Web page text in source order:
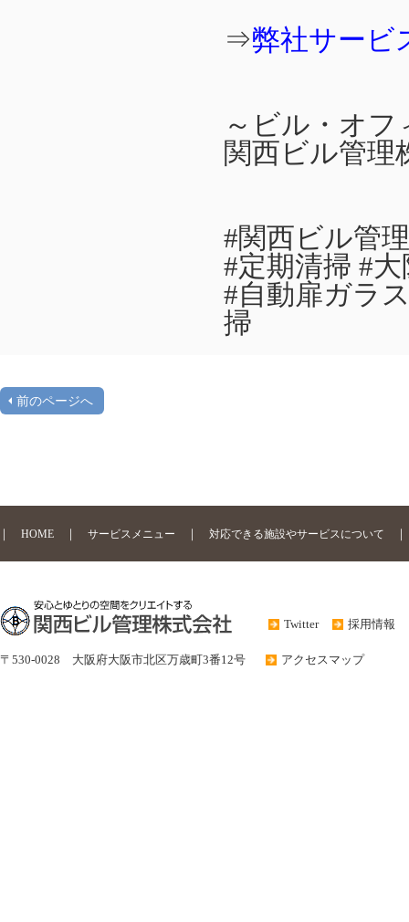
⇒弊社サービ
～ビル・オ
関西ビル管理
#関西ビル管
#定期清掃 #
#自動扉ガラ
掃
前のページへ
HOME サービスメニュー 対応できる施設やサービスについて
Twitter 採用情報
〒530-0028 大阪府大阪市北区万歳町3番12号 アクセスマップ